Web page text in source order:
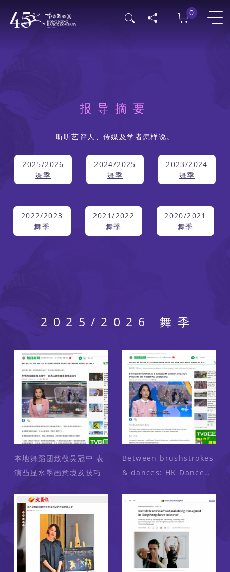
0
报导摘要
听听艺评人、传媒及学者怎样说。
2025/2026
舞季
2024/2025
舞季
2023/2024
舞季
2022/2023
舞季
2021/2022
舞季
2020/2021
舞季
2025/2026 舞季
本地舞蹈团致敬吴冠中 表
演凸显水墨画意境及技巧
Between brushstrokes
& dances: HK Dance
ink master Wu
Guanzhong